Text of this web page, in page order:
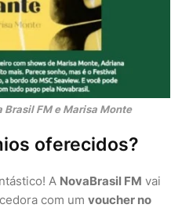
FM e Marisa Monte
oferecidos?
A NovaBrasil FM vai
com um voucher no